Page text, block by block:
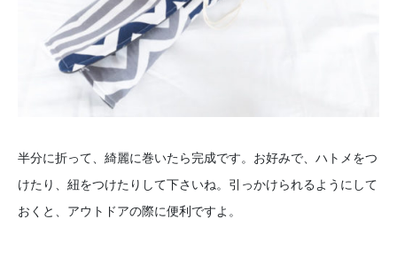
半分に折って、綺麗に巻いたら完成です。お好みで、ハトメをつ
けたり、紐をつけたりして下さいね。引っかけられるようにして
おくと、アウトドアの際に便利ですよ。